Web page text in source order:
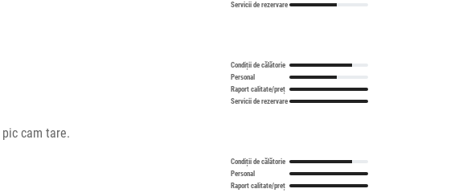
Servicii de rezervare
Condiții de călătorie
Personal
Raport calitate/preț
Servicii de rezervare
cam tare.
Condiții de călătorie
Personal
Raport calitate/preț